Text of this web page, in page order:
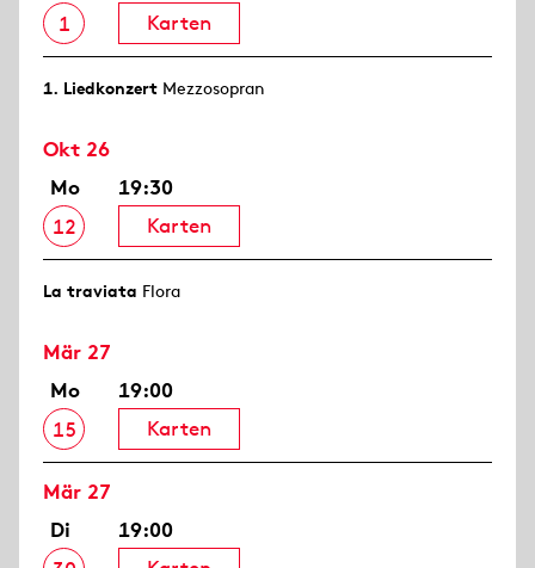
1
Karten
1. Lied­konzert Mezzosopran
Okt 26
Mo
12
19:30
Karten
La traviata Flora
Mär 27
Mo
15
19:00
Karten
Mär 27
Di
19:00